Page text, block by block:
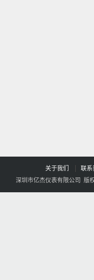
关于我们 联系
深圳市亿杰仪表有限公司